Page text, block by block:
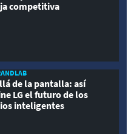
competitiva
de la pantalla: así
LG el futuro de los
inteligentes